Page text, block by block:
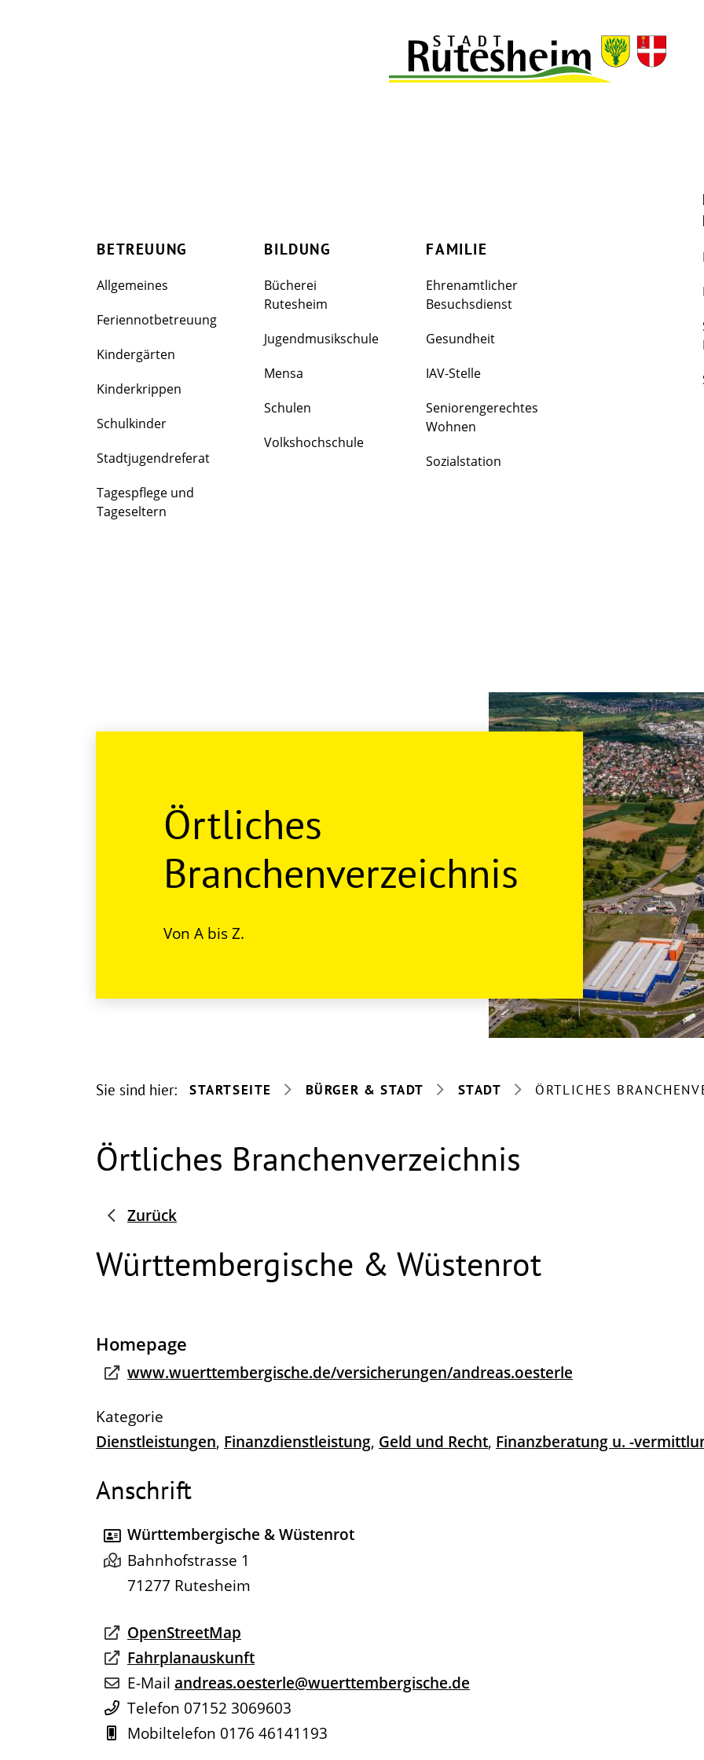
FAMILIE
BILDUNG
BETREUUNG
Allgemeines
Feriennotbetreuung
Kindergärten
Kinderkrippen
Schulkinder
Stadtjugendreferat
Tagespflege und
Tageseltern
BILDUNG
Bücherei
Rutesheim
Jugendmusikschule
Mensa
Schulen
Volkshochschule
FAMILIE
Ehrenamtlicher
Besuchsdienst
Gesundheit
IAV-Stelle
Seniorengerechtes
Wohnen
Sozialstation
Örtliches
Branchenverzeichnis
Von A bis Z.
Sie sind hier: STARTSEITE BÜRGER & STADT STADT ÖRTLICHES
Örtliches Branchenverzeichnis
Zurück
Württembergische & Wüstenrot
Homepage
www.wuerttembergische.de/versicherungen/andreas.oesterle
Dienstleistungen, Finanzdienstleistung, Geld und Recht, Finanzberatung u. -
Anschrift
Württembergische & Wüstenrot
Bahnhofstrasse 1
71277 Rutesheim
OpenStreetMap
Fahrplanauskunft
E-Mail andreas.oesterle@wuerttembergische.de
Telefon 07152 3069603
Mobiltelefon 0176 46141193